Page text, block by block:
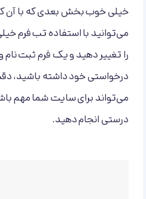
خیلی خوب بخش بعدی که با آن
می‌توانید با استفاده تب فرم
را تغییر دهید و یک فرم ثبت نام
درخواستی خود داشته باشید،
می‌تواند برای سایت شما مهم
درستی انجام دهید.